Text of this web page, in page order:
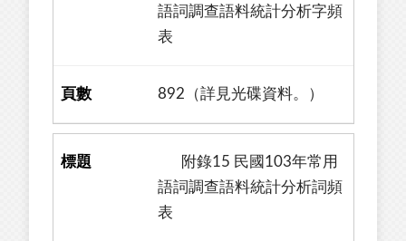
語詞調查語料統計分析字頻
表
892（詳見光碟資料。）
附錄15 民國103年常用
語詞調查語料統計分析詞頻
表